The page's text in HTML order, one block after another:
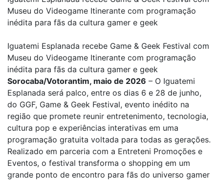
Museu do Videogame Itinerante com programação
inédita para fãs da cultura gamer e geek
Iguatemi Esplanada recebe Game & Geek Festival com
Museu do Videogame Itinerante com programação
inédita para fãs da cultura gamer e geek
Sorocaba/Votorantim, maio de 2026 – O Iguatemi
Esplanada será palco, entre os dias 6 e 28 de junho,
do GGF, Game & Geek Festival, evento inédito na
região que promete reunir entretenimento, tecnologia,
cultura pop e experiências interativas em uma
programação gratuita voltada para todas as gerações.
Realizado em parceria com a Entreteni Promoções e
Eventos, o festival transforma o shopping em um
grande ponto de encontro para fãs do universo gamer